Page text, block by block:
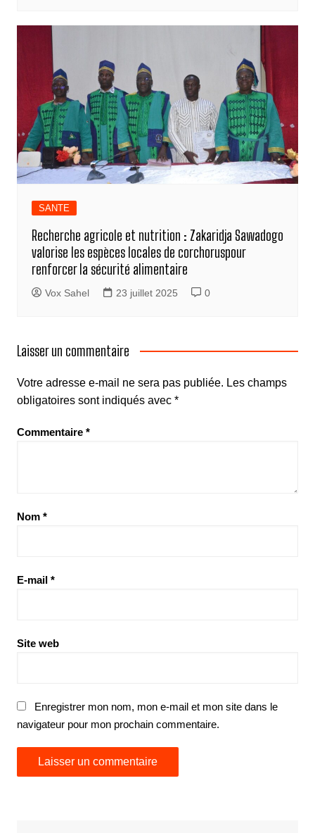
SANTE
Recherche agricole et nutrition : Zakaridja Sawadogo
valorise les espèces locales de corchoruspour
renforcer la sécurité alimentaire
Vox Sahel 23 juillet 2025 0
Laisser un commentaire
Votre adresse e-mail ne sera pas publiée. Les champs
obligatoires sont indiqués avec *
Commentaire *
Nom *
E-mail *
Site web
Enregistrer mon nom, mon e-mail et mon site dans le
navigateur pour mon prochain commentaire.